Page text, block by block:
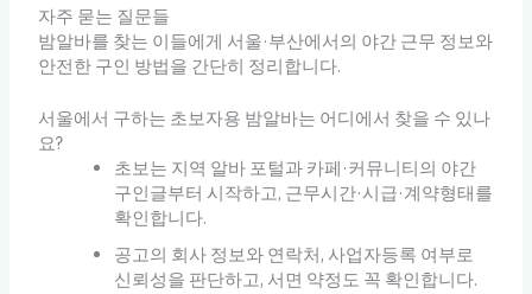
자주 묻는 질문들
밤알바를 찾는 이들에게 서울·부산에서의 야간 근무 정보와
안전한 구인 방법을 간단히 정리합니다.
서울에서 구하는 초보자용 밤알바는 어디에서 찾을 수 있나
요?
초보는 지역 알바 포털과 카페·커뮤니티의 야간
구인글부터 시작하고, 근무시간·시급·계약형태를
확인합니다.
공고의 회사 정보와 연락처, 사업자등록 여부로
신뢰성을 판단하고, 서면 약정도 꼭 확인합니다.